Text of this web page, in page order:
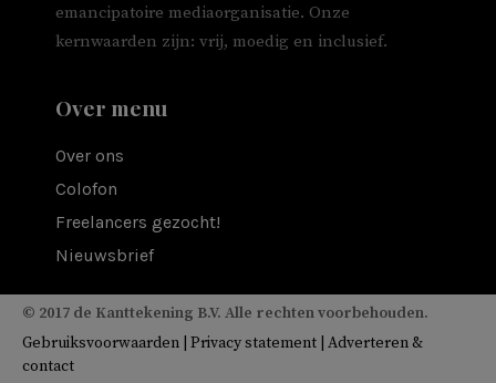
emancipatoire mediaorganisatie. Onze
kernwaarden zijn: vrij, moedig en inclusief.
Over menu
Over ons
Colofon
Freelancers gezocht!
Nieuwsbrief
© 2017 de Kanttekening B.V. Alle rechten voorbehouden.
Gebruiksvoorwaarden Privacy statement Adverteren &
contact